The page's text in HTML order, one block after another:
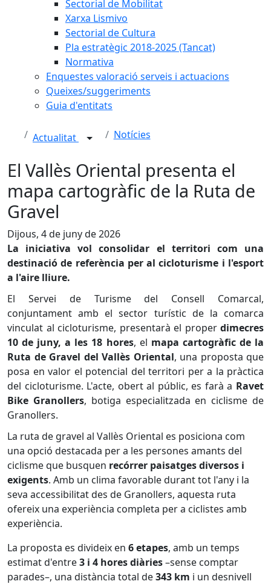
Sectorial de Mobilitat
Xarxa Lismivo
Sectorial de Cultura
Pla estratègic 2018-2025 (Tancat)
Normativa
Enquestes valoració serveis i actuacions
Queixes/suggeriments
Guia d'entitats
Actualitat Notícies
El Vallès Oriental presenta el
mapa cartogràfic de la Ruta de
Gravel
Dijous, 4 de juny de 2026
La iniciativa vol consolidar el territori com una
destinació de referència per al cicloturisme i l'esport
a l'aire lliure.
El Servei de Turisme del Consell Comarcal,
conjuntament amb el sector turístic de la comarca
vinculat al cicloturisme, presentarà el proper dimecres
10 de juny, a les 18 hores, el mapa cartogràfic de la
Ruta de Gravel del Vallès Oriental, una proposta que
posa en valor el potencial del territori per a la pràctica
del cicloturisme. L'acte, obert al públic, es farà a Ravet
Bike Granollers, botiga especialitzada en ciclisme de
Granollers.
La ruta de gravel al Vallès Oriental es posiciona com
una opció destacada per a les persones amants del
ciclisme que busquen recórrer paisatges diversos i
exigents. Amb un clima favorable durant tot l'any i la
seva accessibilitat des de Granollers, aquesta ruta
ofereix una experiència completa per a ciclistes amb
experiència.
La proposta es divideix en 6 etapes, amb un temps
estimat d'entre3 i 4 hores diàries–sense comptar
parades–, una distància total de343 km i un desnivell